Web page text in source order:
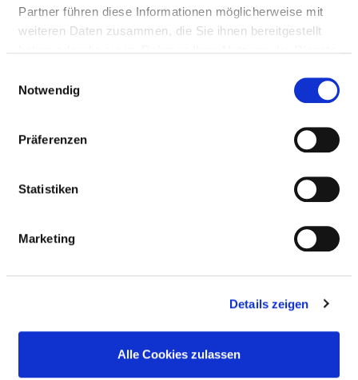
Partner führen diese Informationen möglicherweise mit
weiteren Daten zusammen, die Sie ihnen bereitgestellt
Notwendig
Präferenzen
Statistiken
Marketing
Details zeigen
Alle Cookies zulassen
PFLEGEPERSONAL
Pflegepersonal. Mitarbeitende, die nicht eindeutig
einer Fachabteilung zugeordnet werden können,
GESUNDHEITS- UND KRANKENPFLEGER UND
GESUNDHEITS- UND KRANKENPFLEGERINNEN
Mit Fachabteilungszuordnung
BERUFSGRUPPE ANZAHL
ERLÄUTERUNG
0,00
Personal mit direktem
Beschäftigungsverhältnis
0,00